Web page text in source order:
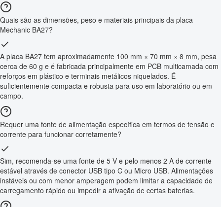
Quais são as dimensões, peso e materiais principais da placa
Mechanic BA27?
A placa BA27 tem aproximadamente 100 mm × 70 mm × 8 mm, pesa
cerca de 60 g e é fabricada principalmente em PCB multicamada com
reforços em plástico e terminais metálicos niquelados. É
suficientemente compacta e robusta para uso em laboratório ou em
campo.
Requer uma fonte de alimentação específica em termos de tensão e
corrente para funcionar corretamente?
Sim, recomenda-se uma fonte de 5 V e pelo menos 2 A de corrente
estável através de conector USB tipo C ou Micro USB. Alimentações
instáveis ou com menor amperagem podem limitar a capacidade de
carregamento rápido ou impedir a ativação de certas baterias.